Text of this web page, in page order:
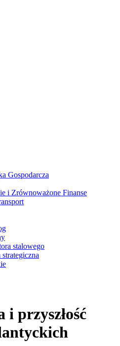
Gospodarcza
i Zrównoważone Finanse
stalowego
i przyszłość